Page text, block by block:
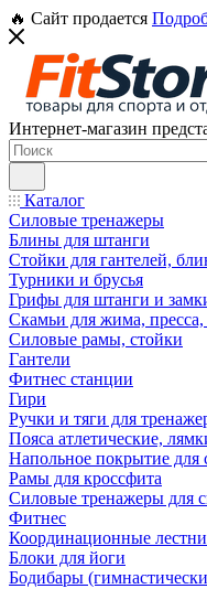
🔥 Сайт продается
Интернет-магазин
Каталог
Силовые тренажеры
Блины для штанги
Стойки для гантелей,
Турники и брусья
Грифы для штанги и
Скамьи для жима, пресса,
Силовые рамы, стойки
Гантели
Фитнес станции
Гири
Ручки и тяги для
Пояса атлетические,
Напольное покрытие для
Рамы для кроссфита
Силовые тренажеры для
Фитнес
Координационные
Блоки для йоги
Бодибары